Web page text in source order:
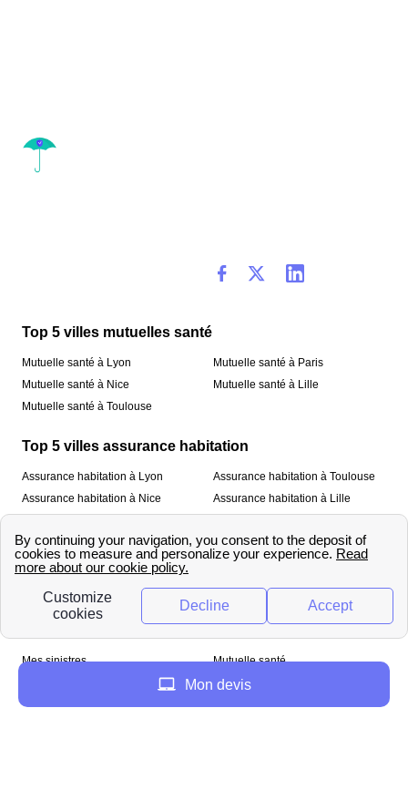
Top 5 villes mutuelles santé
Mutuelle santé à Lyon
Mutuelle santé à Nice
Mutuelle santé à Toulouse
Mutuelle santé à Paris
Mutuelle santé à Lille
Top 5 villes assurance habitation
Assurance habitation à Lyon
Assurance habitation à Nice
Assurance habitation à Toulouse
Assurance habitation à Lille
À propos
Qui sommes-nous ? Mentions légales
Mes sinistres
Mutuelle santé
Mon devis